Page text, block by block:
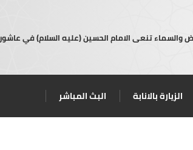
والسماء تنعى الامام الحسين (عليه السلام) في
الزيارة بالانابة البث المباشر